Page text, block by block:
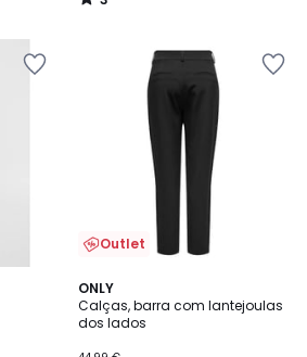
/
Outlet
ONLY
Calças, barra com lantejoulas
dos lados
3
/
5